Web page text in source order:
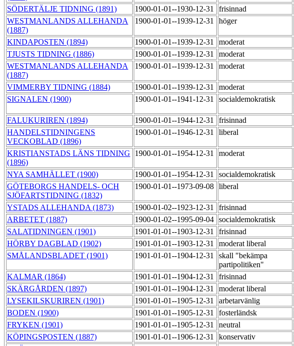
SÖDERTÄLJE TIDNING (1891) 1900-01-01--1930-12-31 frisinnad
WESTMANLANDS ALLEHANDA
(1887)
1900-01-01--1939-12-31 höger
KINDAPOSTEN (1894) 1900-01-01--1939-12-31 moderat
TJUSTS TIDNING (1886) 1900-01-01--1939-12-31 moderat
WESTMANLANDS ALLEHANDA
(1887)
1900-01-01--1939-12-31 moderat
VIMMERBY TIDNING (1884) 1900-01-01--1939-12-31 moderat
SIGNALEN (1900) 1900-01-01--1941-12-31 socialdemokratisk
FALUKURIREN (1894) 1900-01-01--1944-12-31 frisinnad
HANDELSTIDNINGENS
VECKOBLAD (1896)
1900-01-01--1946-12-31 liberal
KRISTIANSTADS LÄNS TIDNING
(1896)
1900-01-01--1954-12-31 moderat
NYA SAMHÄLLET (1900) 1900-01-01--1954-12-31 socialdemokratisk
GÖTEBORGS HANDELS- OCH
SJÖFARTSTIDNING (1832)
1900-01-01--1973-09-08 liberal
YSTADS ALLEHANDA (1873) 1900-01-02--1923-12-31 frisinnad
ARBETET (1887) 1900-01-02--1995-09-04 socialdemokratisk
SALATIDNINGEN (1901) 1901-01-01--1903-12-31 frisinnad
HÖRBY DAGBLAD (1902) 1901-01-01--1903-12-31 moderat liberal
SMÅLANDSBLADET (1901) 1901-01-01--1904-12-31
skall "bekämpa
partipolitiken"
KALMAR (1864) 1901-01-01--1904-12-31 frisinnad
SKÄRGÅRDEN (1897) 1901-01-01--1904-12-31 moderat liberal
LYSEKILSKURIREN (1901) 1901-01-01--1905-12-31 arbetarvänlig
BODEN (1900) 1901-01-01--1905-12-31 fosterländsk
FRYKEN (1901) 1901-01-01--1905-12-31 neutral
KÖPINGSPOSTEN (1887) 1901-01-01--1906-12-31 konservativ